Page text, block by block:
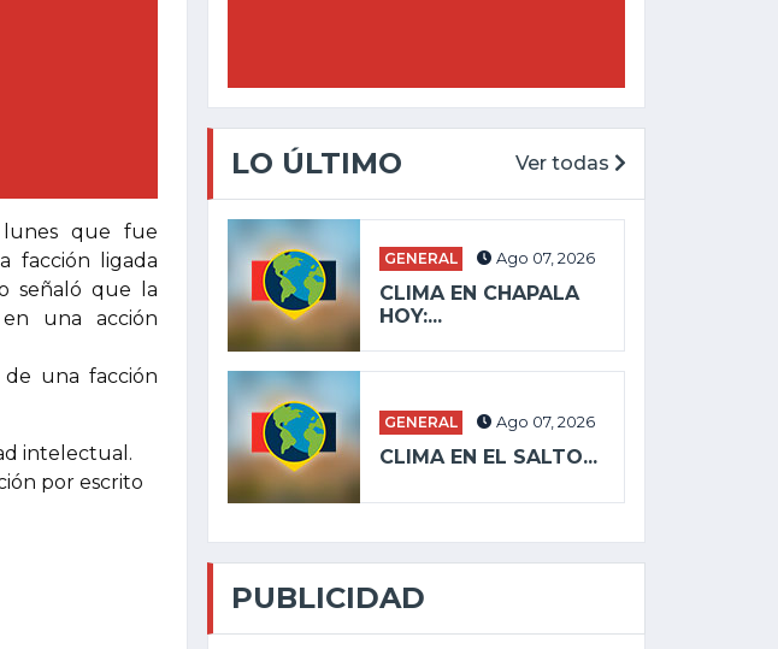
lunes que fue
facción ligada
señaló que la
una acción
de una facción
intelectual.
por escrito
LO ÚLTIMO Ver todas
GENERAL Ago 07, 2026
CLIMA EN CHAPALA
HOY:...
GENERAL Ago 07, 2026
CLIMA EN EL SALTO...
PUBLICIDAD